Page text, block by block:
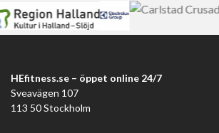
HEfitness.se – öppet online 24/7
Sveavägen 107
113 50 Stockholm